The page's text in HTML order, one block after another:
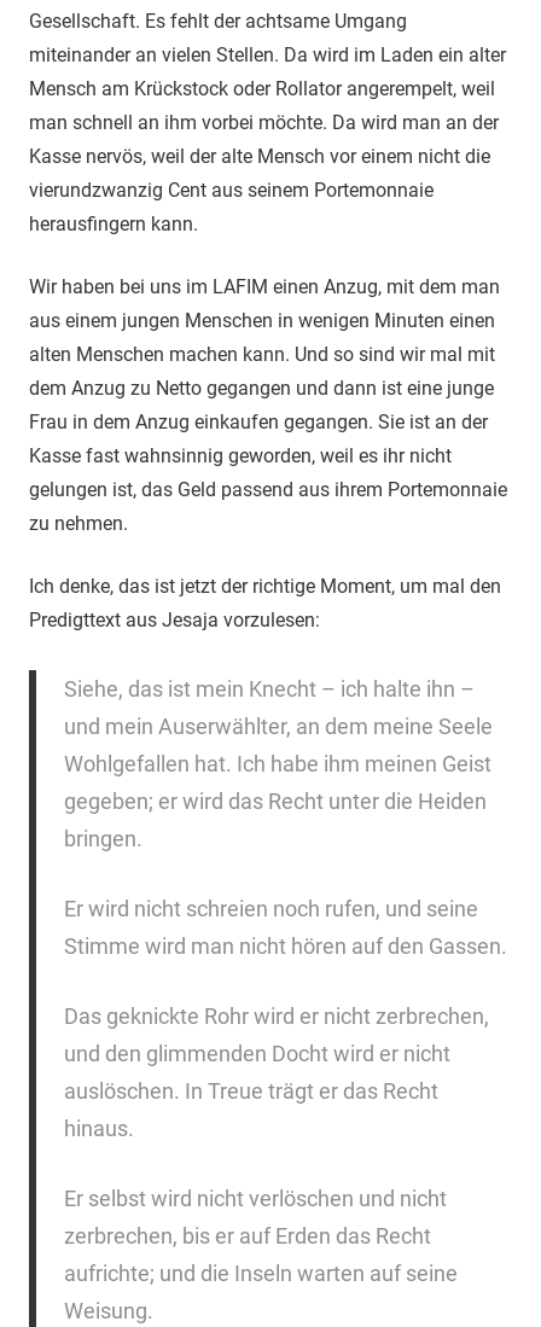
Gesellschaft. Es fehlt der achtsame Umgang
miteinander an vielen Stellen. Da wird im Laden ein alter
Mensch am Krückstock oder Rollator angerempelt, weil
man schnell an ihm vorbei möchte. Da wird man an der
Kasse nervös, weil der alte Mensch vor einem nicht die
vierundzwanzig Cent aus seinem Portemonnaie
herausfingern kann.
Wir haben bei uns im LAFIM einen Anzug, mit dem man
aus einem jungen Menschen in wenigen Minuten einen
alten Menschen machen kann. Und so sind wir mal mit
dem Anzug zu Netto gegangen und dann ist eine junge
Frau in dem Anzug einkaufen gegangen. Sie ist an der
Kasse fast wahnsinnig geworden, weil es ihr nicht
gelungen ist, das Geld passend aus ihrem Portemonnaie
zu nehmen.
Ich denke, das ist jetzt der richtige Moment, um mal den
Predigttext aus Jesaja vorzulesen:
Siehe, das ist mein Knecht – ich halte ihn –
und mein Auserwählter, an dem meine Seele
Wohlgefallen hat. Ich habe ihm meinen Geist
gegeben; er wird das Recht unter die Heiden
bringen.
Er wird nicht schreien noch rufen, und seine
Stimme wird man nicht hören auf den Gassen.
Das geknickte Rohr wird er nicht zerbrechen,
und den glimmenden Docht wird er nicht
auslöschen. In Treue trägt er das Recht
hinaus.
Er selbst wird nicht verlöschen und nicht
zerbrechen, bis er auf Erden das Recht
aufrichte; und die Inseln warten auf seine
Weisung.